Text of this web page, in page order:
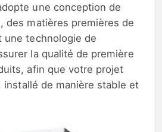
une conception de
des matières premières de
une technologie de
la qualité de première
afin que votre projet
de manière stable et